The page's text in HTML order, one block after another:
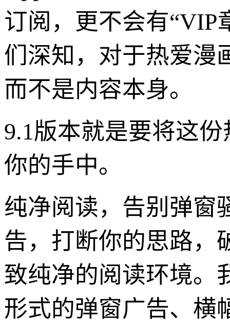
订阅，更不会有“VIP
们深知，对于热爱漫
而不是内容本身。
9.1版本就是要将这
你的手中。
纯净阅读，告别弹窗
告，打断你的思路，
致纯净的阅读环境。
形式的弹窗广告、横